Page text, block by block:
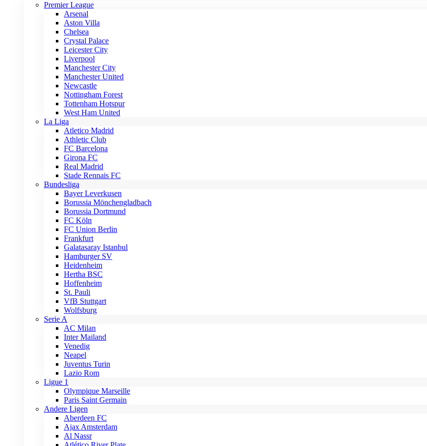
Premier League
Arsenal
Aston Villa
Chelsea
Crystal Palace
Leicester City
Liverpool
Manchester City
Manchester United
Newcastle
Nottingham Forest
Tottenham Hotspur
West Ham United
La Liga
Atletico Madrid
Athletic Club
FC Barcelona
Girona FC
Real Madrid
Stade Rennais FC
Bundesliga
Bayer Leverkusen
Borussia Mönchengladbach
Borussia Dortmund
FC Köln
FC Union Berlin
Frankfurt
Galatasaray Istanbul
Hamburger SV
Heidenheim
Hertha BSC
Hoffenheim
St. Pauli
VfB Stuttgart
Wolfsburg
Serie A
AC Milan
Inter Mailand
Venedig
Neapel
Juventus Turin
Lazio Rom
Ligue 1
Olympique Marseille
Paris Saint Germain
Andere Ligen
Aberdeen FC
Ajax Amsterdam
Al Nassr